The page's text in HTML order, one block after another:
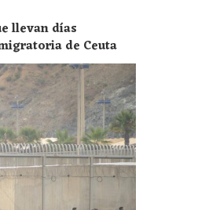
llevan días
de Ceuta